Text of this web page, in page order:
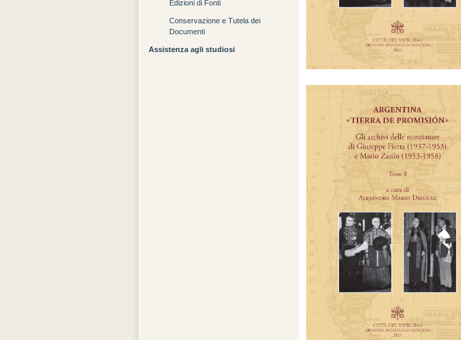
Edizioni di Fonti
Conservazione e Tutela dei
Documenti
Assistenza agli studiosi